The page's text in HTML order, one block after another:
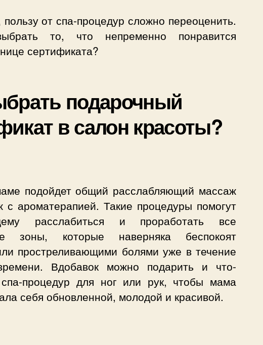
пользу от спа-процедур сложно переоценить.
то, что непременно понравится
сертификата?
подарочный
в салон красоты?
подойдет общий расслабляющий массаж
с ароматерапией. Такие процедуры помогут
расслабиться и проработать все
зоны, которые наверняка беспокоят
простреливающими болями уже в течение
Вдобавок можно подарить и что-
процедур для ног или рук, чтобы мама
себя обновленной, молодой и красивой.